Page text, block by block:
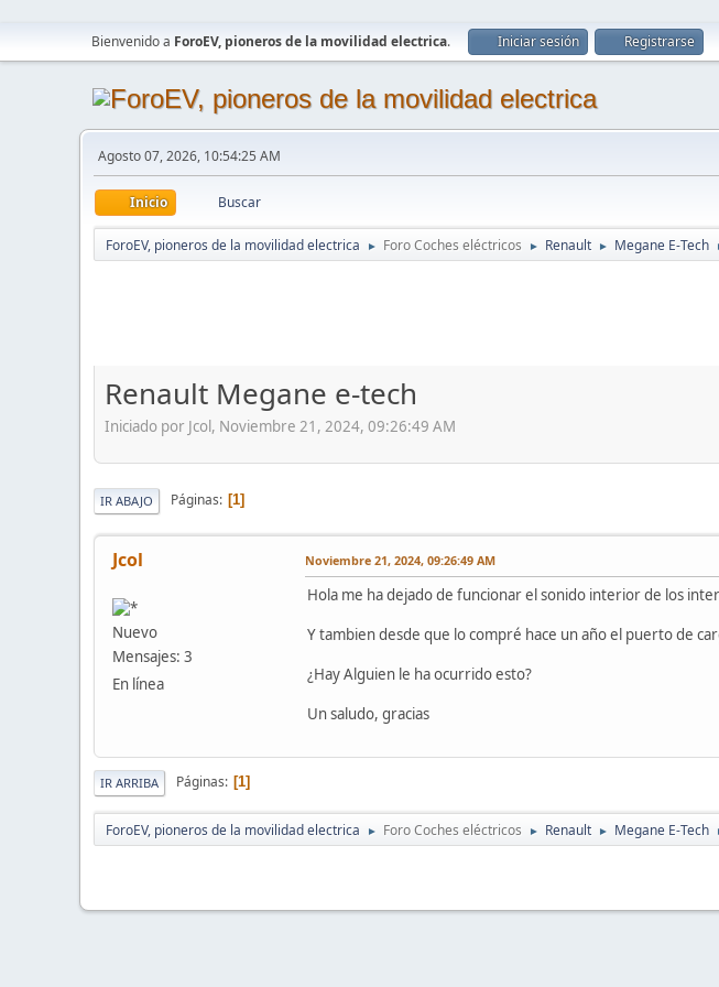
Bienvenido a ForoEV, pioneros de la movilidad electrica. Iniciar sesión Registrarse
Agosto 07, 2026, 10:54:25 AM
Inicio Buscar
ForoEV, pioneros de la movilidad electrica ► Foro Coches eléctricos ► Renault ► Megane E-Tech
Renault Megane e-tech
Iniciado por Jcol, Noviembre 21, 2024, 09:26:49 AM
IR ABAJO Páginas 1
Jcol
Nuevo
Mensajes: 3
En línea
Noviembre 21, 2024, 09:26:49 AM
Hola me ha dejado de funcionar el sonido interior de los
Y tambien desde que lo compré hace un año el puerto de
¿Hay Alguien le ha ocurrido esto?
Un saludo, gracias
IR ARRIBA Páginas 1
ForoEV, pioneros de la movilidad electrica ► Foro Coches eléctricos ► Renault ► Megane E-Tech